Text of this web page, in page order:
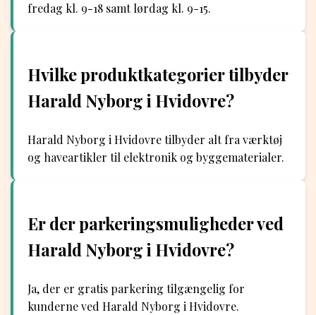
fredag kl. 9-18 samt lørdag kl. 9-15.
Hvilke produktkategorier tilbyder
Harald Nyborg i Hvidovre?
Harald Nyborg i Hvidovre tilbyder alt fra værktøj
og haveartikler til elektronik og byggematerialer.
Er der parkeringsmuligheder ved
Harald Nyborg i Hvidovre?
Ja, der er gratis parkering tilgængelig for
kunderne ved Harald Nyborg i Hvidovre.